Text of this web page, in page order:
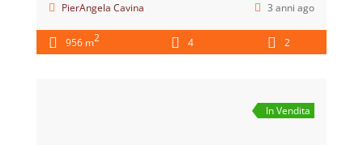
PierAngela Cavina
3 anni ago
956 m2 4 2
In Vendita